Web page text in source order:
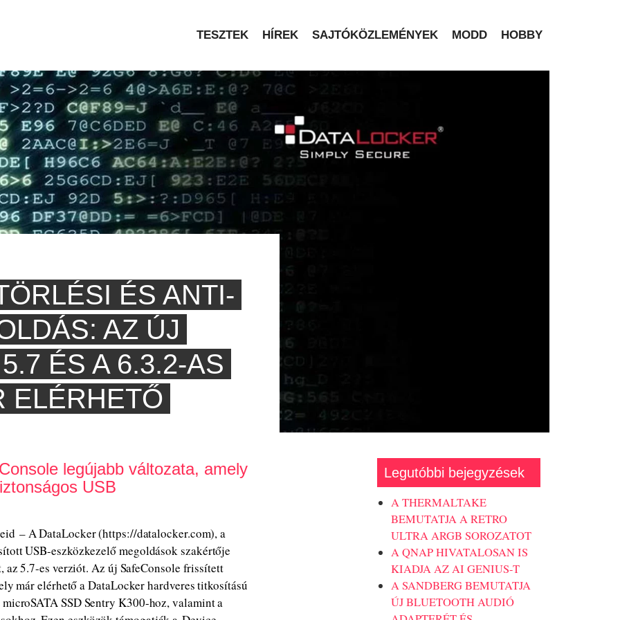
TESZTEK HÍREK SAJTÓKÖZLEMÉNYEK MODD HOBBY
ÉS ANTI-
AZ ÚJ
ÉS A 6.3.2-AS
ELÉRHETŐ
legújabb változata, amely
USB
– A DataLocker (https://datalocker.com), a
USB-eszközkezelő megoldások szakértője
az 5.7-es verziót. Az új SafeConsole frissített
már elérhető a DataLocker hardveres titkosítású
SSD Sentry K300-hoz, valamint a
Legutóbbi bejegyzések
A THERMALTAKE
BEMUTATJA A RETRO
ULTRA ARGB SOROZATOT
A QNAP HIVATALOSAN IS
KIADJA AZ AI GENIUS-T
A SANDBERG BEMUTATJA
ÚJ BLUETOOTH AUDIÓ